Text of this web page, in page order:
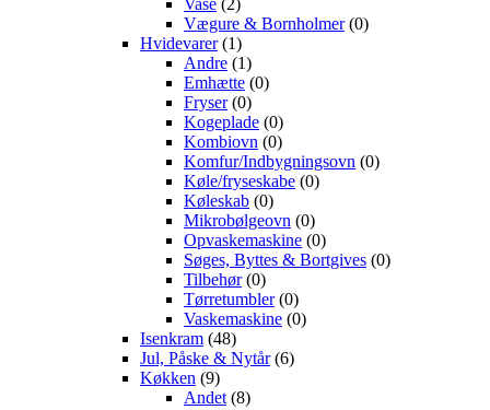
Vase (2)
Vægure & Bornholmer(0)
Hvidevarer(1)
Andre (1)
Emhætte (0)
Fryser(0)
Kogeplade (0)
Kombiovn (0)
Komfur/Indbygningsovn (0)
Køle/fryseskabe (0)
Køleskab (0)
Mikrobølgeovn (0)
Opvaskemaskine (0)
Søges, Byttes & Bortgives (0)
Tilbehør(0)
Tørretumbler(0)
Vaskemaskine (0)
Isenkram (48)
Jul, Påske & Nytår(6)
Køkken (9)
Andet (8)